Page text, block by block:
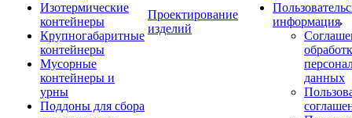
Изотермические
контейнеры
Крупногабаритные
контейнеры
Мусорные
контейнеры и
урны
Поддоны для сбора
Проектирование
изделий
информация
данных